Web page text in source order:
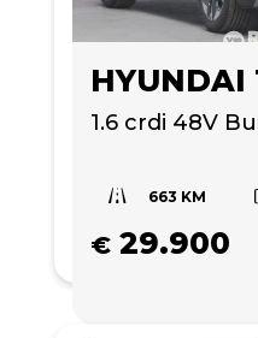
HYUNDAI
1.6 crdi 48V
663 KM
€ 29.900